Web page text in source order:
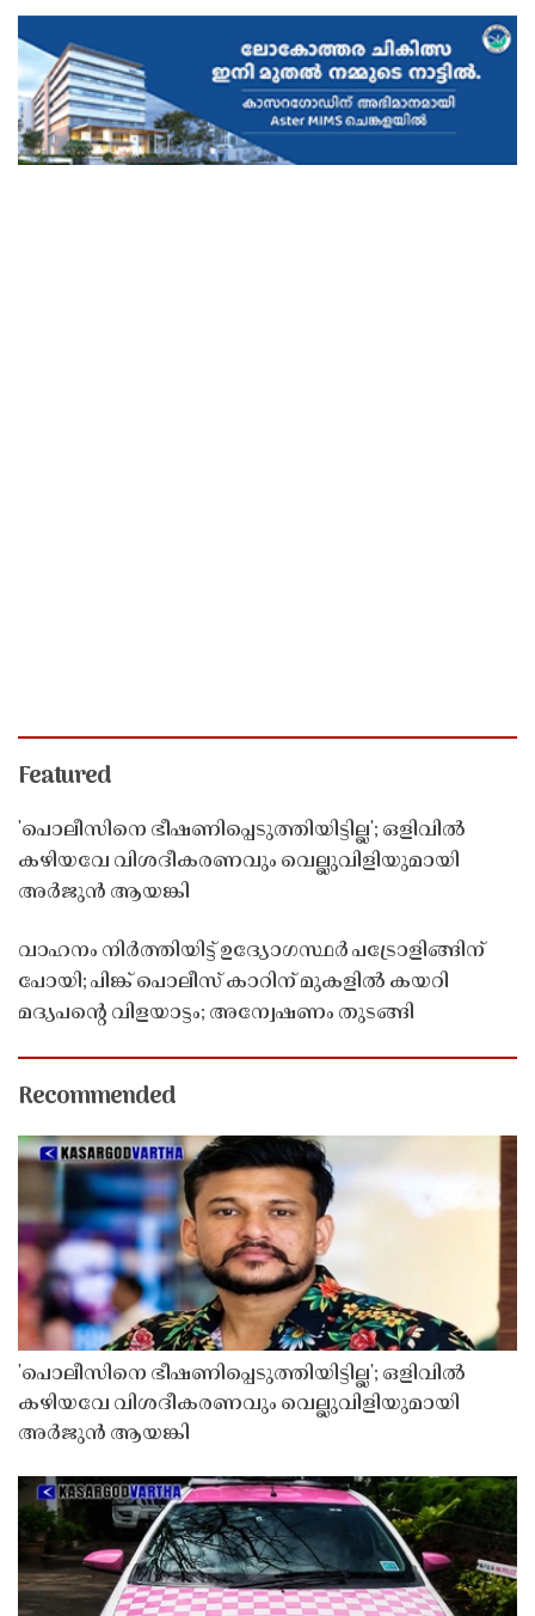
Featured
'പൊലീസിനെ ഭീഷണിപ്പെടുത്തിയിട്ടില്ല'; ഒളിവിൽ
കഴിയവേ വിശദീകരണവും വെല്ലുവിളിയുമായി
അർജുൻ ആയങ്കി
വാഹനം നിർത്തിയിട്ട് ഉദ്യോഗസ്ഥർ പട്രോളിങ്ങിന്
പോയി; പിങ്ക് പൊലീസ് കാറിന് മുകളിൽ കയറി
മദ്യപൻ്റെ വിളയാട്ടം; അന്വേഷണം തുടങ്ങി
Recommended
'പൊലീസിനെ ഭീഷണിപ്പെടുത്തിയിട്ടില്ല'; ഒളിവിൽ
കഴിയവേ വിശദീകരണവും വെല്ലുവിളിയുമായി
അർജുൻ ആയങ്കി